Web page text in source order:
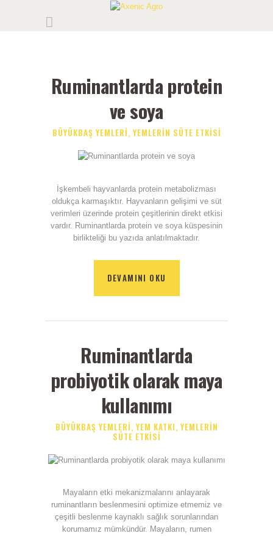
Ruminantlarda protein
ve soya
BÜYÜKBAŞ YEMLERI, YEMLERIN SÜTE ETKISI
İşkembeli hayvanlarda protein metabolizması
oldukça karmaşıktır. Hayvanların gelişimi ve süt
verimleri üzerinde protein çeşitlerinin direkt etkisi
vardır. Ruminantlarda protein ve soya küspesinin
birlikteliği bu yazıda anlatılmaktadır.
DEVAMINI OKU
Ruminantlarda
probiyotik olarak maya
kullanımı
BÜYÜKBAŞ YEMLERI, YEM KATKI, YEMLERIN
SÜTE ETKISI
Mayaların etki mekanizmalarını anlayarak
ruminantların beslenmesini optimize etmemiz ve
çeşitli beslenme kaynaklı sağlık sorunlarından
korumamız mümkündür. Mayaların, rumen